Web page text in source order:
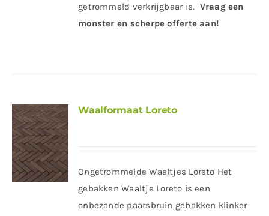
getrommeld verkrijgbaar is. Vraag een
monster en scherpe offerte aan!
Waalformaat Loreto
Ongetrommelde Waaltjes Loreto Het
gebakken Waaltje Loreto is een
onbezande paarsbruin gebakken klinker